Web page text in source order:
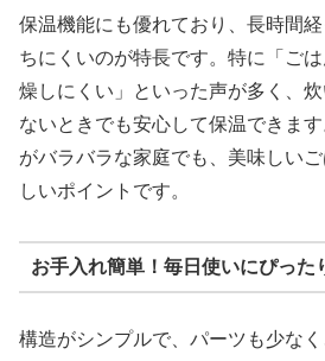
保温機能にも優れており、長時間
ちにくいのが特長です。特に「ご
燥しにくい」といった声が多く、
ないときでも安心して保温できま
がバラバラな家庭でも、美味しい
しいポイントです。
お手入れ簡単！毎日使いにぴった
構造がシンプルで、パーツも少な